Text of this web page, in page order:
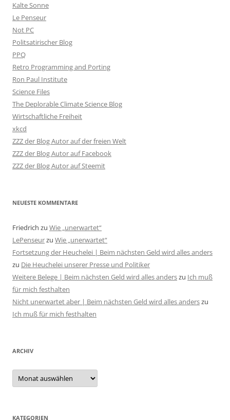
Kalte Sonne
Le Penseur
Not PC
Politsatirischer Blog
PPQ
Retro Programming and Porting
Ron Paul Institute
Science Files
The Deplorable Climate Science Blog
Wirtschaftliche Freiheit
xkcd
ZZZ der Blog Autor auf der freien Welt
ZZZ der Blog Autor auf Facebook
ZZZ der Blog Autor auf Steemit
NEUESTE KOMMENTARE
Friedrich zu Wie „unerwartet“
LePenseurzu Wie „unerwartet“
Fortsetzung der Heuchelei | Beim nächsten Geld wird alles anders
zu Die Heuchelei unserer Presse und Politiker
Weitere Belege | Beim nächsten Geld wird alles anderszu Ich muß
für mich festhalten
Nicht unerwartet aber | Beim nächsten Geld wird alles anderszu
Ich muß für mich festhalten
ARCHIV
Archiv
KATEGORIEN